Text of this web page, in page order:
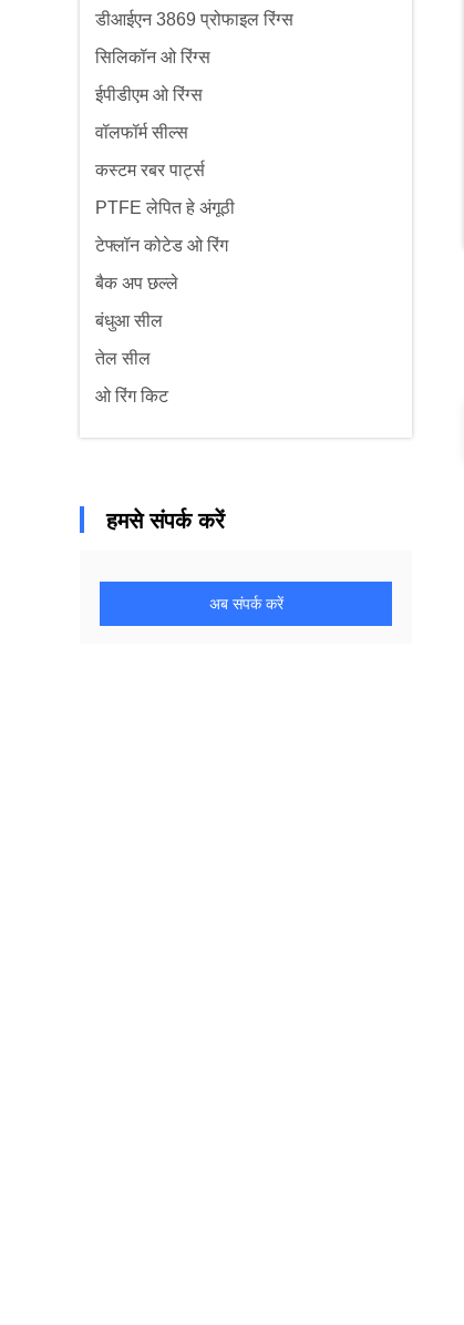
डीआईएन 3869 प्रोफाइल रिंग्स
सिलिकॉन ओ रिंग्स
ईपीडीएम ओ रिंग्स
वॉलफॉर्म सील्स
कस्टम रबर पार्ट्स
PTFE लेपित हे अंगूठी
टेफ्लॉन कोटेड ओ रिंग
बैक अप छल्ले
बंधुआ सील
तेल सील
ओ रिंग किट
हमसे संपर्क करें
अब संपर्क करें